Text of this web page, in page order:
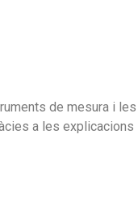
de mesura i les
a les explicacions